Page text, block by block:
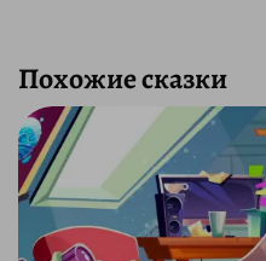
Похожие сказки